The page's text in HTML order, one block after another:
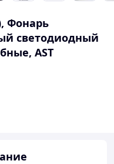
Фонарь
светодиодный
AST